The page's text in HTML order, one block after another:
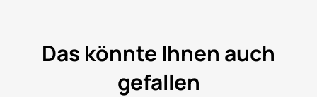
Das könnte Ihnen auch
gefallen